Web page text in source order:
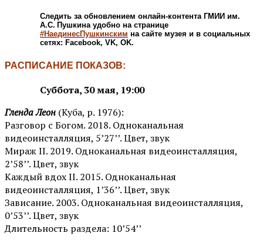
Следить за обновлением онлайн-контента ГМИИ им.
А.С. Пушкина удобно на странице
#НаединесПушкинским на сайте музея и в социальных
сетях: Facebook, VK, OK.
РАСПИСАНИЕ ПОКАЗОВ:
Суббота, 30 мая, 19:00
Гленда Леон (Куба, р. 1976):
Разговор с Богом. 2018. Одноканальная
видеоинсталляция, 5’27’’. Цвет, звук
Мираж II. 2019. Одноканальная видеоинсталляция,
2’58’’. Цвет, звук
Каждый вдох II. 2015. Одноканальная
видеоинсталляция, 1’36’’. Цвет, звук
Зависание. 2003. Одноканальная видеоинсталляция,
0’53’’. Цвет, звук
Длительность раздела: 10’54’’